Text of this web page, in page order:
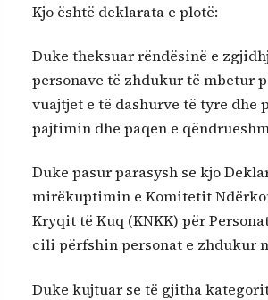
Kjo është deklarata e plotë:
Duke theksuar rëndësinë e
personave të zhdukur të mbetur
vuajtjet e të dashurve të tyre dhe
pajtimin dhe paqen e
Duke pasur parasysh se kjo
mirëkuptimin e Komitetit
Kryqit të Kuq (KNKK) për
cili përfshin personat e zhdukur
Duke kujtuar se të gjitha